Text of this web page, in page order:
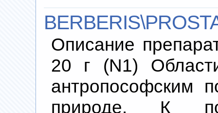
Описание
20 г (N1)
антропософским
природе. К